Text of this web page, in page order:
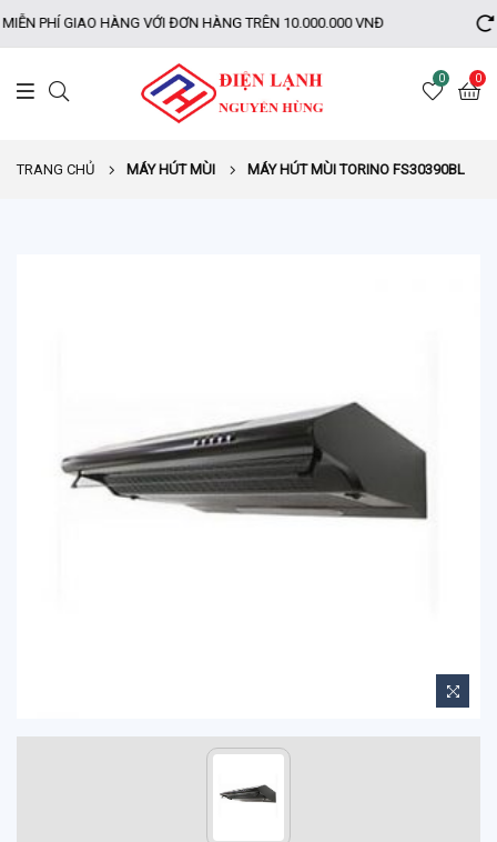
PHÍ GIAO HÀNG VỚI ĐƠN HÀNG TRÊN 10.000.000 VNĐ
0 0
TRANG CHỦ MÁY HÚT MÙI MÁY HÚT MÙI TORINO FS30390BL